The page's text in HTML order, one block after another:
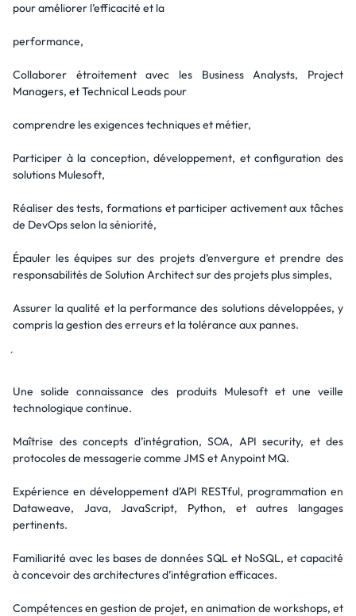
pour améliorer l’efficacité et la
performance,
Collaborer étroitement avec les Business Analysts, Project
Managers, et Technical Leads pour
comprendre les exigences techniques et métier,
Participer à la conception, développement, et configuration des
solutions Mulesoft,
Réaliser des tests, formations et participer activement aux tâches
de DevOps selon la séniorité,
Épauler les équipes sur des projets d’envergure et prendre des
responsabilités de Solution Architect sur des projets plus simples,
Assurer la qualité et la performance des solutions développées, y
compris la gestion des erreurs et la tolérance aux pannes.
Une solide connaissance des produits Mulesoft et une veille
technologique continue.
Maîtrise des concepts d’intégration, SOA, API security, et des
protocoles de messagerie comme JMS et Anypoint MQ.
Expérience en développement d’API RESTful, programmation en
Dataweave, Java, JavaScript, Python, et autres langages
pertinents.
Familiarité avec les bases de données SQL et NoSQL, et capacité
à concevoir des architectures d’intégration efficaces.
Compétences en gestion de projet, en animation de workshops, et